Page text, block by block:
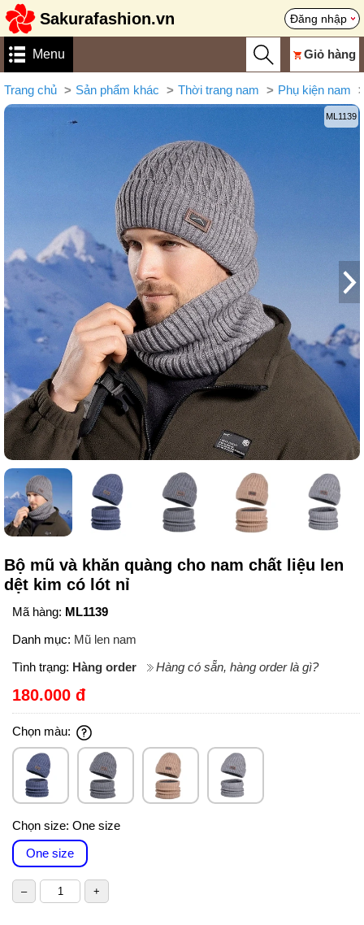
Sakurafashion.vn Đăng nhập
Menu Giỏ hàng
Trang chủ Sản phẩm khác Thời trang nam Phụ kiện nam
ML1139
Bộ mũ và khăn quàng cho nam chất liệu len
dệt kim có lót nỉ
Mã hàng: ML1139
Danh mục: Mũ len nam
Tình trạng: Hàng order Hàng có sẵn, hàng order là gì?
180.000 đ
Chọn màu:
Chọn size: One size
One size